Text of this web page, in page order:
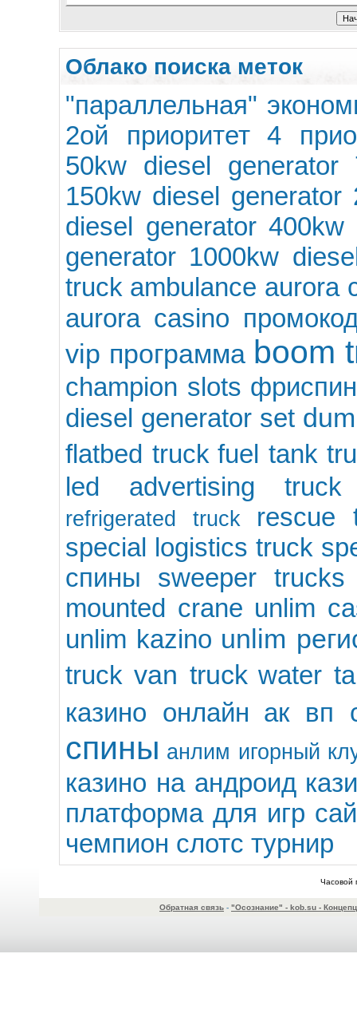
Облако поиска меток
"параллельная"
2ой приоритет 4
50kw diesel generator
150kw diesel generator
diesel generator 400kw
generator 1000kw
truck ambulance aurora
aurora casino
vip программа boom
champion slots
diesel generator set
flatbed truck fuel tank
led advertising truck
refrigerated truck
rescue
special logistics truck
спины
sweeper trucks
mounted crane unlim
unlim kazino unlim
truck van truck water
казино онлайн ак вп
спины анлим игорный
казино на андроид
платформа для игр
чемпион слотс турнир
Часовой
Обратная связь - "Осознание" - kob.su -